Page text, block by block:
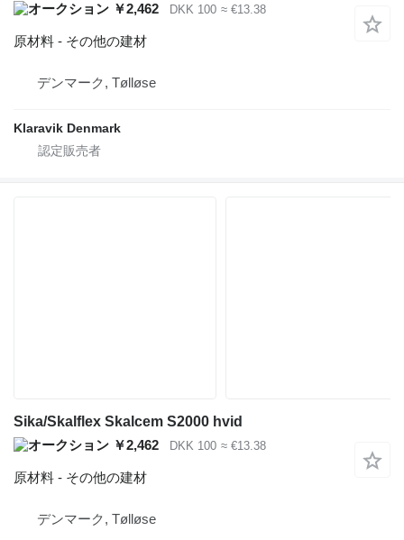
￥2,462 DKK 100 ≈ €13.38
原材料 - その他の建材
デンマーク, Tølløse
Klaravik Denmark
Sika/Skalflex Skalcem S2000 hvid
￥2,462
DKK 100 ≈ €13.38
原材料 - その他の建材
デンマーク, Tølløse